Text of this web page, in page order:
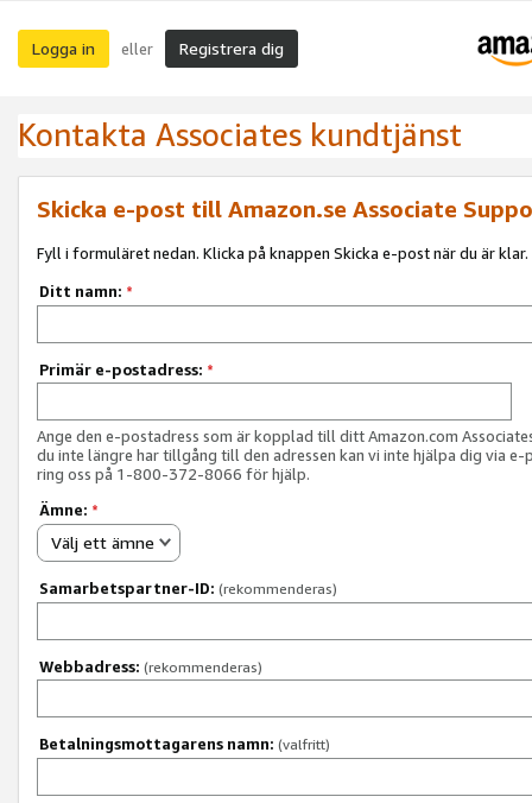
Logga in eller Registrera dig
Kontakta Associates kundtjänst
Skicka e-post till Amazon.se Associate
Fyll i formuläret nedan. Klicka på knappen Skicka e-post när du är klar.
Ditt namn: *
Primär e-postadress: *
Ange den e-postadress som är kopplad till ditt Amazon.com
du inte längre har tillgång till den adressen kan vi inte hjälpa dig via e-
ring oss på 1-800-372-8066 för hjälp.
Ämne: *
Välj ett ämne
Samarbetspartner-ID: (rekommenderas)
Webbadress: (rekommenderas)
Betalningsmottagarens namn: (valfritt)